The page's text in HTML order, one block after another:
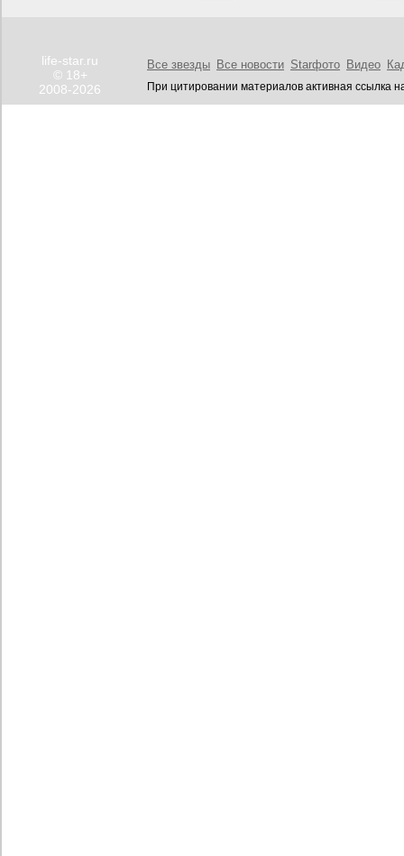
life-star.ru
© 18+
2008-2026
Все звезды Все новости Starфото Видео
При цитировании материалов активная ссылка